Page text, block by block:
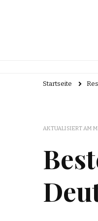
Startseite
AKTUALISIERT AM